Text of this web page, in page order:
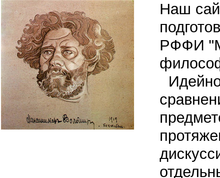
Наш
РФФИ